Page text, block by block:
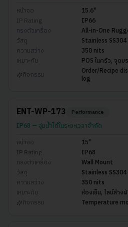
หน้าจอ
15.6"
IP Rating
IP66
ทรงตัวเครื่อง
All-in-One
วัสดุ
Stainless SS304
ความสว่าง
350 nits
เหมาะกับ
POS ในครัว, จุด
กิจกรรม
Order/Recipe
log
ENT-WP-173 Performance
IP68 — จุ่มน้ำได้ในระยะเวลาจำกัด
หน้าจอ
15"
IP Rating
IP68
ทรงตัวเครื่อง
Wall Mount
วัสดุ
Stainless SS304
ความสว่าง
350 nits
เหมาะกับ
ห้องเย็น, ไลน์ล้า
กิจกรรม
Temperature